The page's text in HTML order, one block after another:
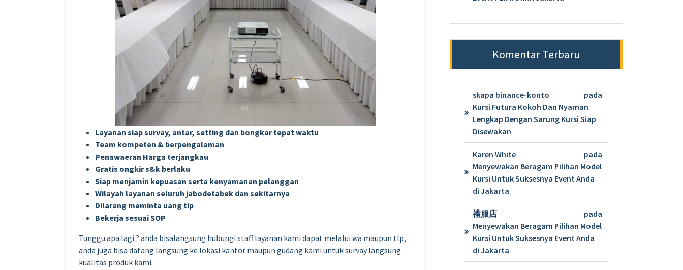
Layanan siap survay, antar, setting dan bongkar tepat waktu
Team kompeten & berpengalaman
Penawaeran Harga terjangkau
Gratis ongkir s&k berlaku
Siap menjamin kepuasan serta kenyamanan pelanggan
Wilayah layanan seluruh jabodetabek dan sekitarnya
Dilarang meminta uang tip
Bekerja sesuai SOP
Tunggu apa lagi ? anda bisalangsung hubungi staff layanan kami dapat melalui wa maupun tlp,
anda juga bisa datang langsung ke lokasi kantor maupun gudang kami untuk survay langsung
kualitas produk kami.
Komentar Terbaru
skapa binance-konto
pada
Kursi Futura Kokoh Dan Nyaman
Lengkap Dengan Sarung Kursi Siap
Disewakan
Karen White
pada
Menyewakan Beragam Pilihan Model
Kursi Untuk Suksesnya Event Anda
di Jakarta
禮服店
pada
Menyewakan Beragam Pilihan Model
Kursi Untuk Suksesnya Event Anda
di Jakarta